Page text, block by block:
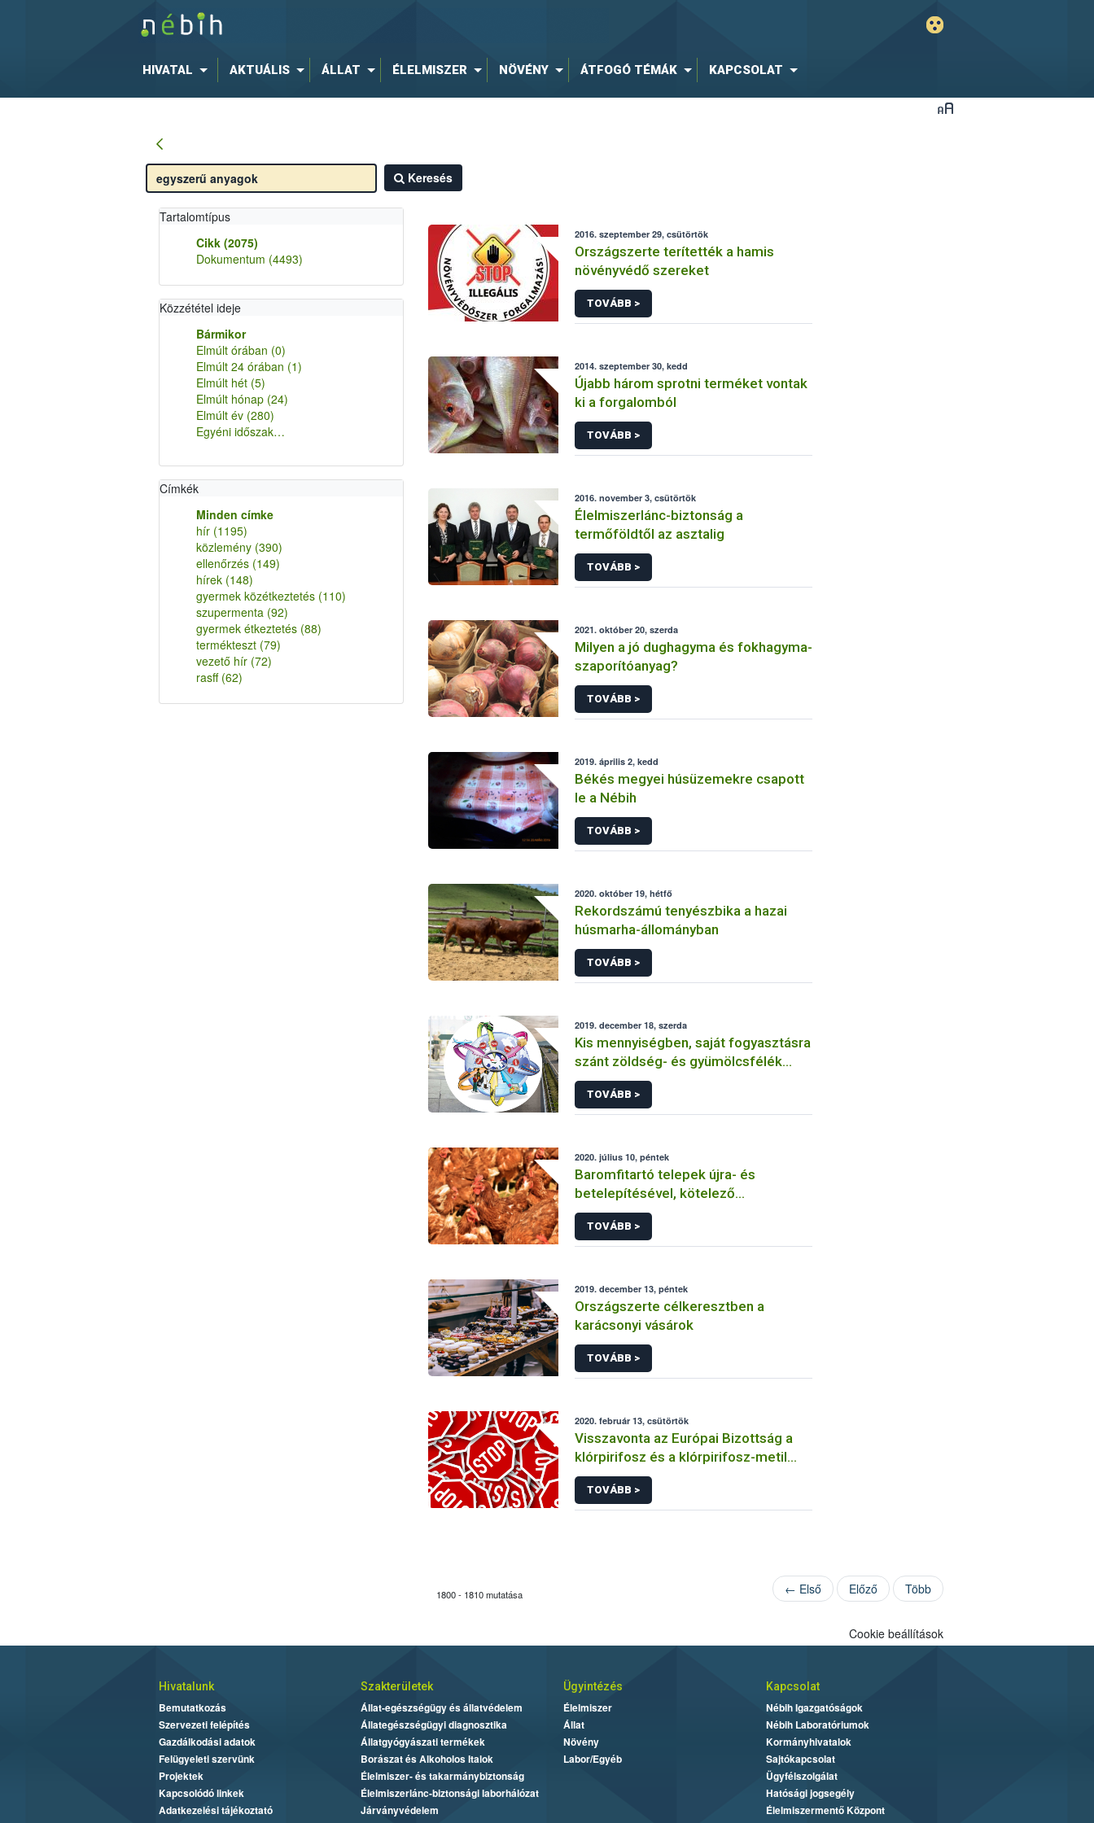
HIVATAL AKTUÁLIS ÁLLAT ÉLELMISZER NÖVÉNY ÁTFOGÓ TÉMÁK KAPCSOLAT
Keresés
Tartalomtípus
Cikk (2075)
Dokumentum (4493)
Közzététel ideje
Bármikor
Elmúlt órában (0)
Elmúlt 24 órában (1)
Elmúlt hét (5)
Elmúlt hónap (24)
Elmúlt év (280)
Egyéni időszak…
Címkék
Minden címke
hír (1195)
közlemény (390)
ellenőrzés (149)
hírek (148)
gyermek közétkeztetés (110)
szupermenta (92)
gyermek étkeztetés (88)
termékteszt (79)
vezető hír (72)
rasff (62)
2016. szeptember 29, csütörtök
Országszerte terítették a hamis
növényvédő szereket
TOVÁBB >
2014. szeptember 30, kedd
Újabb három sprotni terméket vontak
ki a forgalomból
TOVÁBB >
2016. november 3, csütörtök
Élelmiszerlánc-biztonság a
termőföldtől az asztalig
TOVÁBB >
2021. október 20, szerda
Milyen a jó dughagyma és fokhagyma-
szaporítóanyag?
TOVÁBB >
2019. április 2, kedd
Békés megyei húsüzemekre csapott
le a Nébih
TOVÁBB >
2020. október 19, hétfő
Rekordszámú tenyészbika a hazai
húsmarha-állományban
TOVÁBB >
2019. december 18, szerda
Kis mennyiségben, saját fogyasztásra
szánt zöldség- és gyümölcsfélék
behozhatóak hazánkba
TOVÁBB >
2020. július 10, péntek
Baromfitartó telepek újra- és
betelepítésével, kötelező
szűrővizsgálatokkal kapcsolatos
információk
TOVÁBB >
2019. december 13, péntek
Országszerte célkeresztben a
karácsonyi vásárok
TOVÁBB >
2020. február 13, csütörtök
Visszavonta az Európai Bizottság a
klórpirifosz és a klórpirifosz-metil
hatóanyagok engedélyét
TOVÁBB >
1800 - 1810 mutatása ← Első Előző Több
Cookie beállítások
Hivatalunk
Bemutatkozás
Szervezeti felépítés
Gazdálkodási adatok
Felügyeleti szervünk
Projektek
Kapcsolódó linkek
Adatkezelési tájékoztató
Szakterületek
Állat-egészségügy és állatvédelem
Állategészségügyi diagnosztika
Állatgyógyászati termékek
Borászat és Alkoholos Italok
Élelmiszer- és takarmánybiztonság
Élelmiszerlánc-biztonsági laborhálózat
Járványvédelem
Ügyintézés
Élelmiszer
Állat
Növény
Labor/Egyéb
Kapcsolat
Nébih Igazgatóságok
Nébih Laboratóriumok
Kormányhivatalok
Sajtókapcsolat
Ügyfélszolgálat
Hatósági jogsegély
Élelmiszermentő Központ